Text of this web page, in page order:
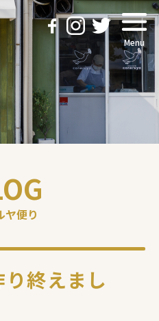
Menu
ヤ便り
終えまし